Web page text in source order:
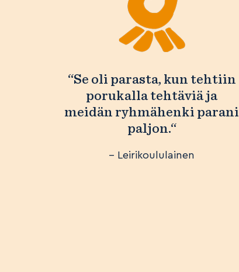
“Se oli parasta, kun tehtiin
porukalla tehtäviä ja
meidän ryhmähenki parani
paljon.“
– Leirikoululainen